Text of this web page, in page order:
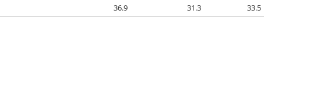
36.9 31.3 33.5